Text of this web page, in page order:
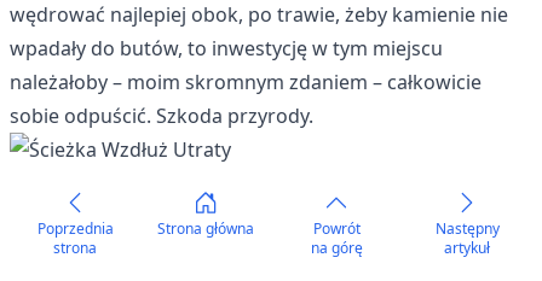
wędrować najlepiej obok, po trawie, żeby kamienie nie
wpadały do butów, to inwestycję w tym miejscu
należałoby – moim skromnym zdaniem – całkowicie
sobie odpuścić. Szkoda przyrody.
Poprzednia
strona
Strona główna
Powrót
na górę
Następny
artykuł